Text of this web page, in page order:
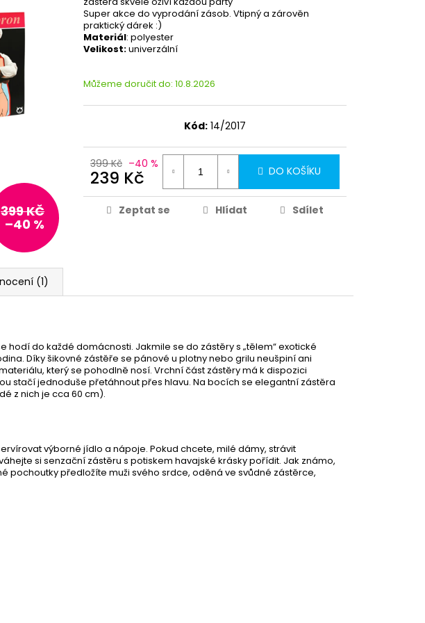
Super akce do vyprodání zásob. Vtipný a zárověn
praktický dárek :)
Materiál: polyester
Velikost:univerzální
Můžeme doručit do: 10.8.2026
Kód: 14/2017
399 Kč –40 %
239 Kč DO KOŠÍKU
Zeptat se Hlídat Sdílet
399 KČ
–40 %
(1)
hodí do každé domácnosti. Jakmile se do zástěry s „tělem“ exotické
Díky šikovné zástěře se pánové u plotny nebo grilu neušpiní ani
který se pohodlně nosí. Vrchní část zástěry má k dispozici
stačí jednoduše přetáhnout přes hlavu. Na bocích se elegantní zástěra
z nich je cca 60 cm).
výborné jídlo a nápoje. Pokud chcete, milé dámy, strávit
si senzační zástěru s potiskem havajské krásky pořídit. Jak známo,
pochoutky předložíte muži svého srdce, oděná ve svůdné zástěrce,
Partykostym.cz - online